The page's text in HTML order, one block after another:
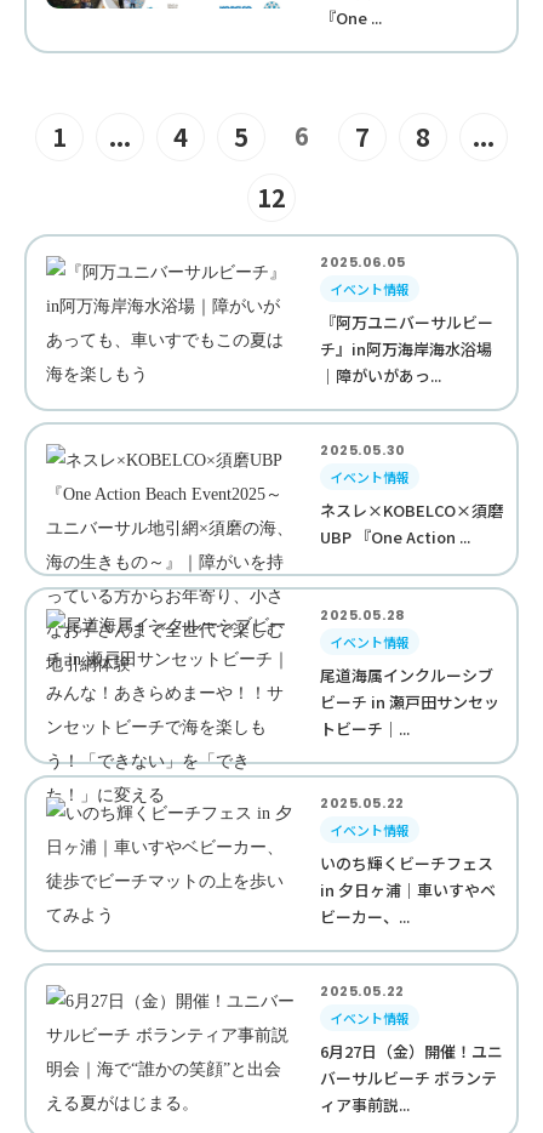
『One ...
1 ... 4 5 6 7 8
...
12
2025.06.05
イベント情報
『阿万ユニバーサルビー
チ』in阿万海岸海水浴場
｜障がいがあっ...
2025.05.30
イベント情報
ネスレ×KOBELCO×須磨
UBP 『One Action ...
2025.05.28
イベント情報
尾道海属インクルーシブ
ビーチ in 瀬戸田サンセッ
トビーチ｜...
2025.05.22
イベント情報
いのち輝くビーチフェス
in 夕日ヶ浦｜車いすやベ
ビーカー、...
2025.05.22
イベント情報
6月27日（金）開催！ユニ
バーサルビーチ ボランテ
ィア事前説...